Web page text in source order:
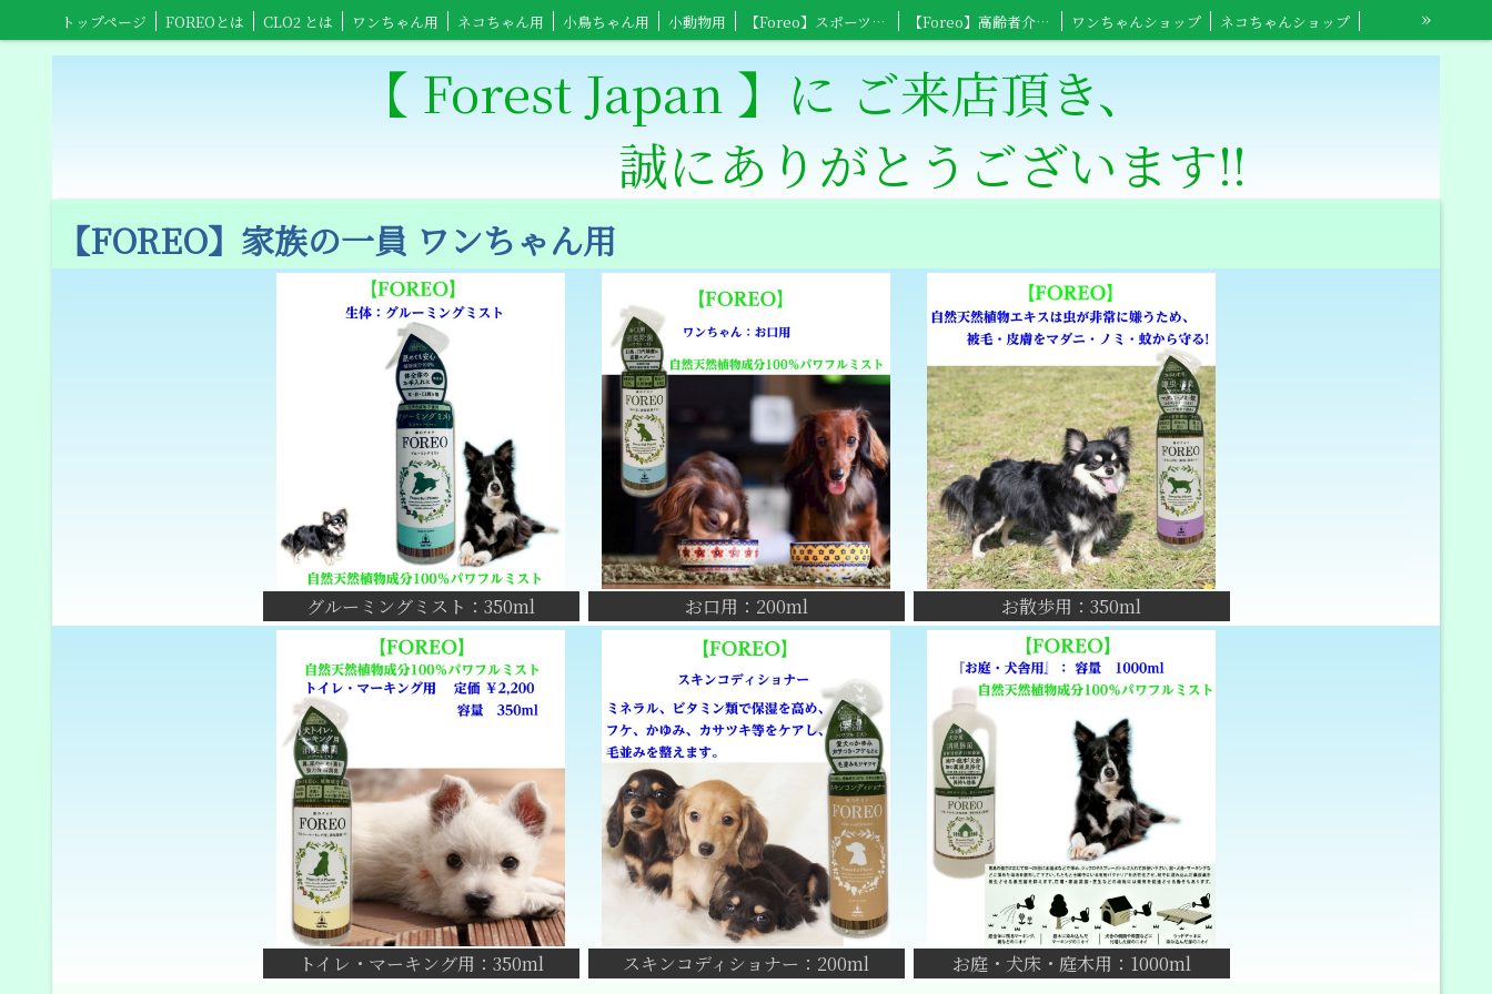
トップページ FOREOとは CLO2 とは ワンちゃん用 ネコちゃん用 小鳥ちゃん用 小動物用 【Foreo】スポーツ用具 【Foreo】高齢者介護用 ワンちゃんショップ
ネコちゃんショップ
»
【 Forest Japan 】に ご来店頂き、
誠にありがとうございます‼
【FOREO】家族の一員 ワンちゃん用
グルーミングミスト：350ml お口用：200ml お散歩用：350ml
トイレ・マーキング用：350ml スキンコディショナー：200ml お庭・犬床・庭木用：1000ml